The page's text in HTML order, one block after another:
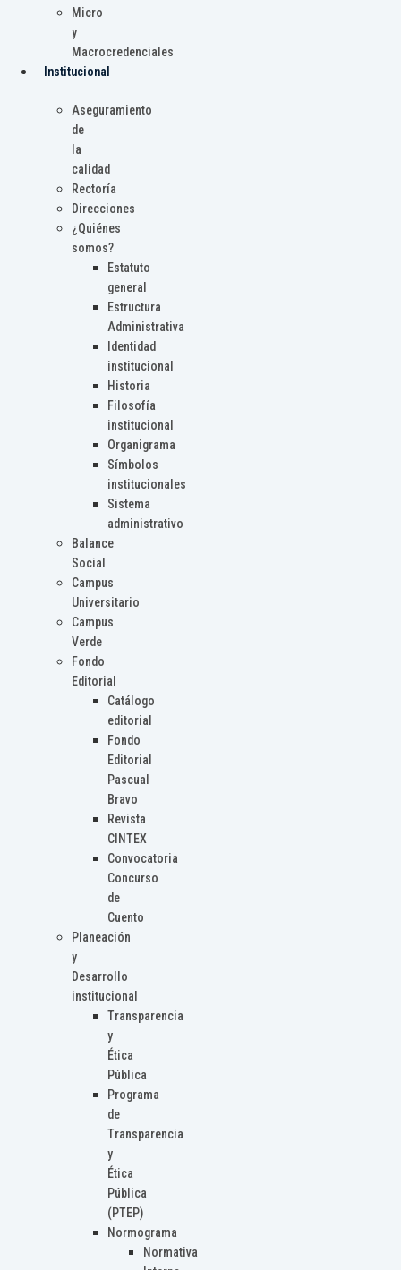
Micro
y
Macrocredenciales
Institucional
Aseguramiento
de
la
calidad
Rectoría
Direcciones
¿Quiénes
somos?
Estatuto
general
Estructura
Administrativa
Identidad
institucional
Historia
Filosofía
institucional
Organigrama
Símbolos
institucionales
Sistema
administrativo
Balance
Social
Campus
Universitario
Campus
Verde
Fondo
Editorial
Catálogo
editorial
Fondo
Editorial
Pascual
Bravo
Revista
CINTEX
Convocatoria
Concurso
de
Cuento
Planeación
y
Desarrollo
institucional
Transparencia
y
Ética
Pública
Programa
de
Transparencia
y
Ética
Pública
(PTEP)
Normograma
Normativa